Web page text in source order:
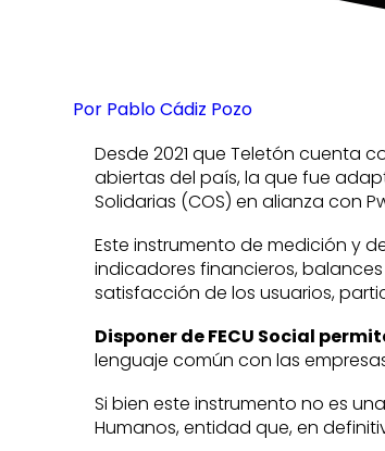
Por Pablo Cádiz Pozo
Desde 2021 que Teletón cuenta
abiertas del país, la que fue
Solidarias (COS) en alianza con
Este instrumento de medición y
indicadores financieros,
satisfacción de los usuarios,
Disponer de FECU Social
lenguaje común con las
Si bien este instrumento no es
Humanos, entidad que, en